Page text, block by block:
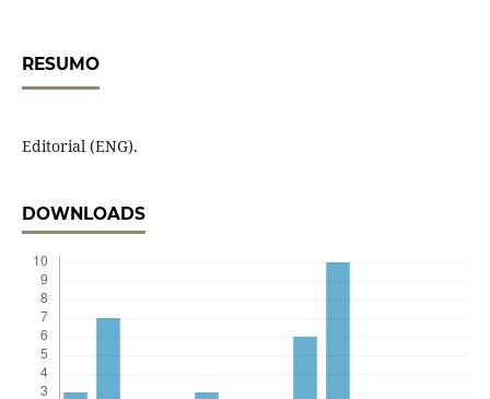
RESUMO
Editorial (ENG).
DOWNLOADS